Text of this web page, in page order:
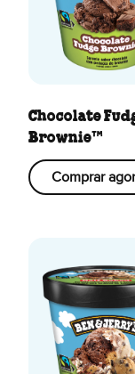
Chocolate
Brownie™
Comprar